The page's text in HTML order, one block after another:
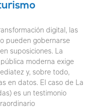
digital, las
pueden gobernarse
suposiciones. La
moderna exige
y, sobre todo,
en datos. El caso de La
es un testimonio